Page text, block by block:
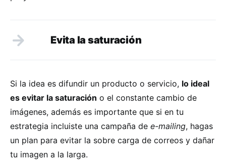
Evita la saturación
Si la idea es difundir un producto o servicio, lo ideal
es evitar la saturación o el constante cambio de
imágenes, además es importante que si en tu
estrategia incluiste una campaña de e-mailing, hagas
un plan para evitar la sobre carga de correos y dañar
tu imagen a la larga.